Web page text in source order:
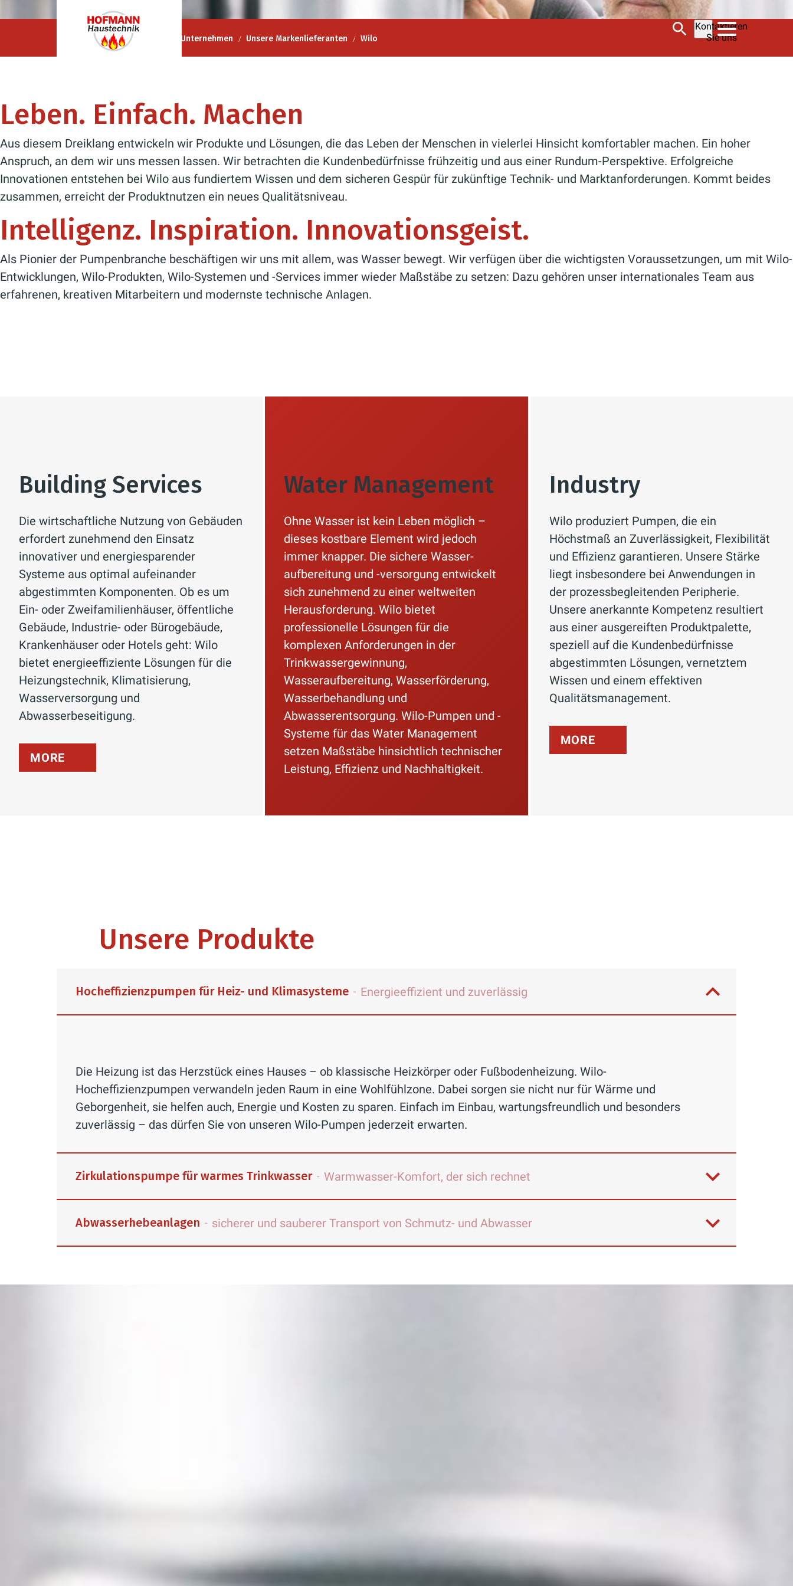
Kontaktieren
Sie uns
Hofmann Haustechnik GmbH Unternehmen Unsere Markenlieferanten Wilo
Leben. Einfach. Machen
Aus diesem Dreiklang entwickeln wir Produkte und Lösungen, die das Leben der Menschen in vielerlei Hinsicht komfortabler machen. Ein hoher
Anspruch, an dem wir uns messen lassen. Wir betrachten die Kundenbedürfnisse frühzeitig und aus einer Rundum-Perspektive. Erfolgreiche
Innovationen entstehen bei Wilo aus fundiertem Wissen und dem sicheren Gespür für zukünftige Technik- und Marktanforderungen. Kommt beides
zusammen, erreicht der Produktnutzen ein neues Qualitätsniveau.
Intelligenz. Inspiration. Innovationsgeist.
Als Pionier der ­Pumpenbranche beschäftigen wir uns mit allem, was Wasser bewegt. Wir verfügen über die wichtigsten Voraussetzungen, um mit Wilo-
Entwicklungen, Wilo-Produkten, Wilo-Systemen und ­-Services immer wieder Maßstäbe zu setzen: Dazu gehören unser internationales Team aus
erfahrenen, kreativen Mitarbeitern und modernste technische Anlagen.
Building Services
Die wirtschaftliche Nutzung von Gebäuden
erfordert zunehmend den Einsatz
innovativer und energiesparender
Systeme aus optimal aufeinander
abgestimmten Komponenten. Ob es um
Ein- oder Zweifamilienhäuser, öffentliche
Gebäude, Industrie- oder Bürogebäude,
Krankenhäuser oder Hotels geht: Wilo
bietet energieeffiziente Lösungen für die
Heizungstechnik, Klimatisierung,
Wasserversorgung und
Abwasserbeseitigung.
MORE
Water Management
Ohne Wasser ist kein Leben möglich –
dieses kostbare Element wird jedoch
immer knapper. Die sichere Wasser-
aufbereitung und -versorgung entwickelt
sich zunehmend zu einer weltweiten
Herausforderung. Wilo bietet
professionelle Lösungen für die
komplexen Anforderungen in der
Trinkwassergewinnung,
Wasseraufbereitung, Wasserförderung,
Wasserbehandlung und
Abwasserentsorgung. Wilo-Pumpen und -
Systeme für das Water Management
setzen Maßstäbe hinsichtlich technischer
Leistung, Effizienz und Nachhaltigkeit.
Industry
Wilo produziert Pumpen, die ein
Höchstmaß an Zuverlässigkeit, Flexibilität
und Effizienz garantieren. Unsere Stärke
liegt insbesondere bei Anwendungen in
der prozessbegleitenden Peripherie.
Unsere anerkannte Kompetenz resultiert
aus einer ausgereiften Produktpalette,
speziell auf die Kundenbedürfnisse
abgestimmten Lösungen, vernetztem
Wissen und einem effektiven
Qualitätsmanagement.
MORE
Unsere Produkte
Hocheffizienzpumpen für Heiz- und Klimasysteme - Energieeffizient und zuverlässig
Die Heizung ist das Herzstück eines Hauses – ob klassische Heizkörper oder Fußbodenheizung. Wilo-
Hocheffizienzpumpen verwandeln jeden Raum in eine Wohlfühlzone. Dabei sorgen sie nicht nur für Wärme und
Geborgenheit, sie helfen auch, Energie und Kosten zu sparen. Einfach im Einbau, wartungsfreundlich und besonders
zuverlässig – das dürfen Sie von unseren Wilo-Pumpen jederzeit erwarten.
Zirkulationspumpe für warmes Trinkwasser - Warmwasser-Komfort, der sich rechnet
Abwasserhebeanlagen - sicherer und sauberer Transport von Schmutz- und Abwasser